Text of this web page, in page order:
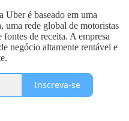
Uber é baseado em uma
uma rede global de motoristas
fontes de receita. A empresa
negócio altamente rentável e
Inscreva-se